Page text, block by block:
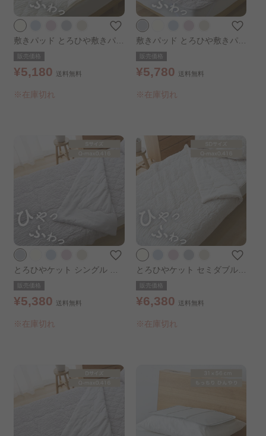
敷きパッド とろひや敷きパッ
ド 接触冷感 セミダブル バニ
ラ
販売価格
¥5,180 送料無料
※在庫切れ
敷きパッド とろひや敷きパッ
ド ダブル グレー
販売価格
¥5,780 送料無料
※在庫切れ
とろひやケット シングル グ
レー
販売価格
¥5,380 送料無料
※在庫切れ
とろひやケット セミダブル
バニラ
販売価格
¥6,380 送料無料
※在庫切れ